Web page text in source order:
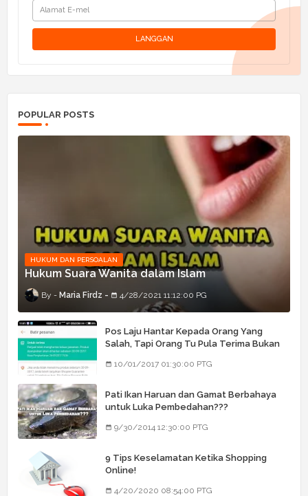
POPULAR POSTS
HUKUM DAN PERSOALAN
Hukum Suara Wanita dalam Islam
Maria Firdz 4/28/2021 11:12:00 PG
Pos Laju Hantar Kepada Orang Yang
Salah, Tapi Orang Tu Pula Terima Bukan
10/01/2017 01:30:00 PTG
Pati Ikan Haruan dan Gamat Berbahaya
untuk Luka Pembedahan???
9/30/2014 12:30:00 PTG
9 Tips Keselamatan Ketika Shopping
Online!
4/20/2020 08:54:00 PTG